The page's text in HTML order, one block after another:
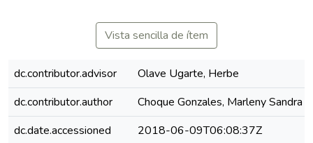
Vista sencilla de ítem
dc.contributor.advisor
Olave Ugarte, Herbe
dc.contributor.author
Choque Gonzales, Marleny Sandra
dc.date.accessioned
2018-06-09T06:08:37Z